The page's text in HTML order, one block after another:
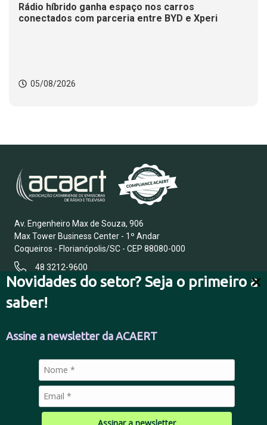
Novidades do setor? Seja o primeiro a
saber!
Assine a newsletter da ACAERT
Rádio híbrido ganha espaço nos carros
conectados com parceria entre BYD e Xperi
05/08/2026
Av. Engenheiro Max de Souza, 906
Max Tower Business Center - 1º Andar
Coqueiros - Florianópolis/SC - CEP 88080-000
48 3212-9600
FALE CONOSCO
POLÍTICA DE PRIVACIDADE
© 2026 Todos os direitos reservados.